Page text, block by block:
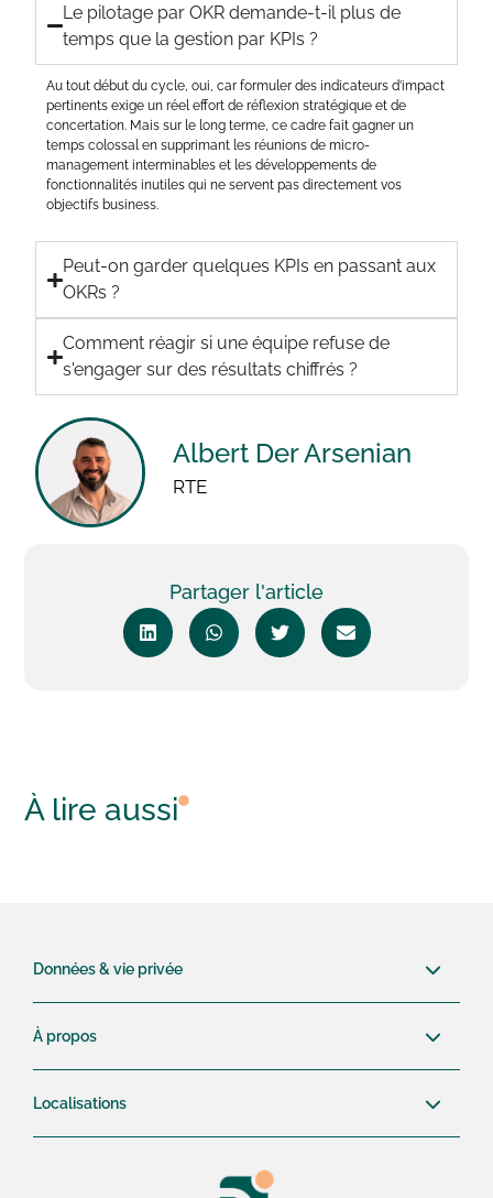
Le pilotage par OKR demande-t-il plus de
temps que la gestion par KPIs ?
Au tout début du cycle, oui, car formuler des indicateurs d’impact
pertinents exige un réel effort de réflexion stratégique et de
concertation. Mais sur le long terme, ce cadre fait gagner un
temps colossal en supprimant les réunions de micro-
management interminables et les développements de
fonctionnalités inutiles qui ne servent pas directement vos
objectifs business.
Peut-on garder quelques KPIs en passant aux
OKRs ?
Comment réagir si une équipe refuse de
s'engager sur des résultats chiffrés ?
Albert Der Arsenian
RTE
Partager l'article
À lire aussi
Données & vie privée
À propos
Localisations